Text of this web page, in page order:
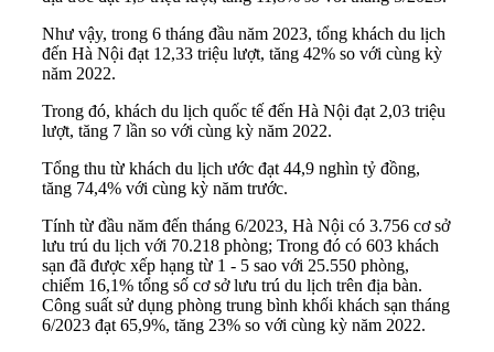
Như vậy, trong 6 tháng đầu năm 2023, tổng khách du lịch
đến Hà Nội đạt 12,33 triệu lượt, tăng 42% so với cùng kỳ
năm 2022.
Trong đó, khách du lịch quốc tế đến Hà Nội đạt 2,03 triệu
lượt, tăng 7 lần so với cùng kỳ năm 2022.
Tổng thu từ khách du lịch ước đạt 44,9 nghìn tỷ đồng,
tăng 74,4% với cùng kỳ năm trước.
Tính từ đầu năm đến tháng 6/2023, Hà Nội có 3.756 cơ sở
lưu trú du lịch với 70.218 phòng; Trong đó có 603 khách
sạn đã được xếp hạng từ 1 - 5 sao với 25.550 phòng,
chiếm 16,1% tổng số cơ sở lưu trú du lịch trên địa bàn.
Công suất sử dụng phòng trung bình khối khách sạn tháng
6/2023 đạt 65,9%, tăng 23% so với cùng kỳ năm 2022.